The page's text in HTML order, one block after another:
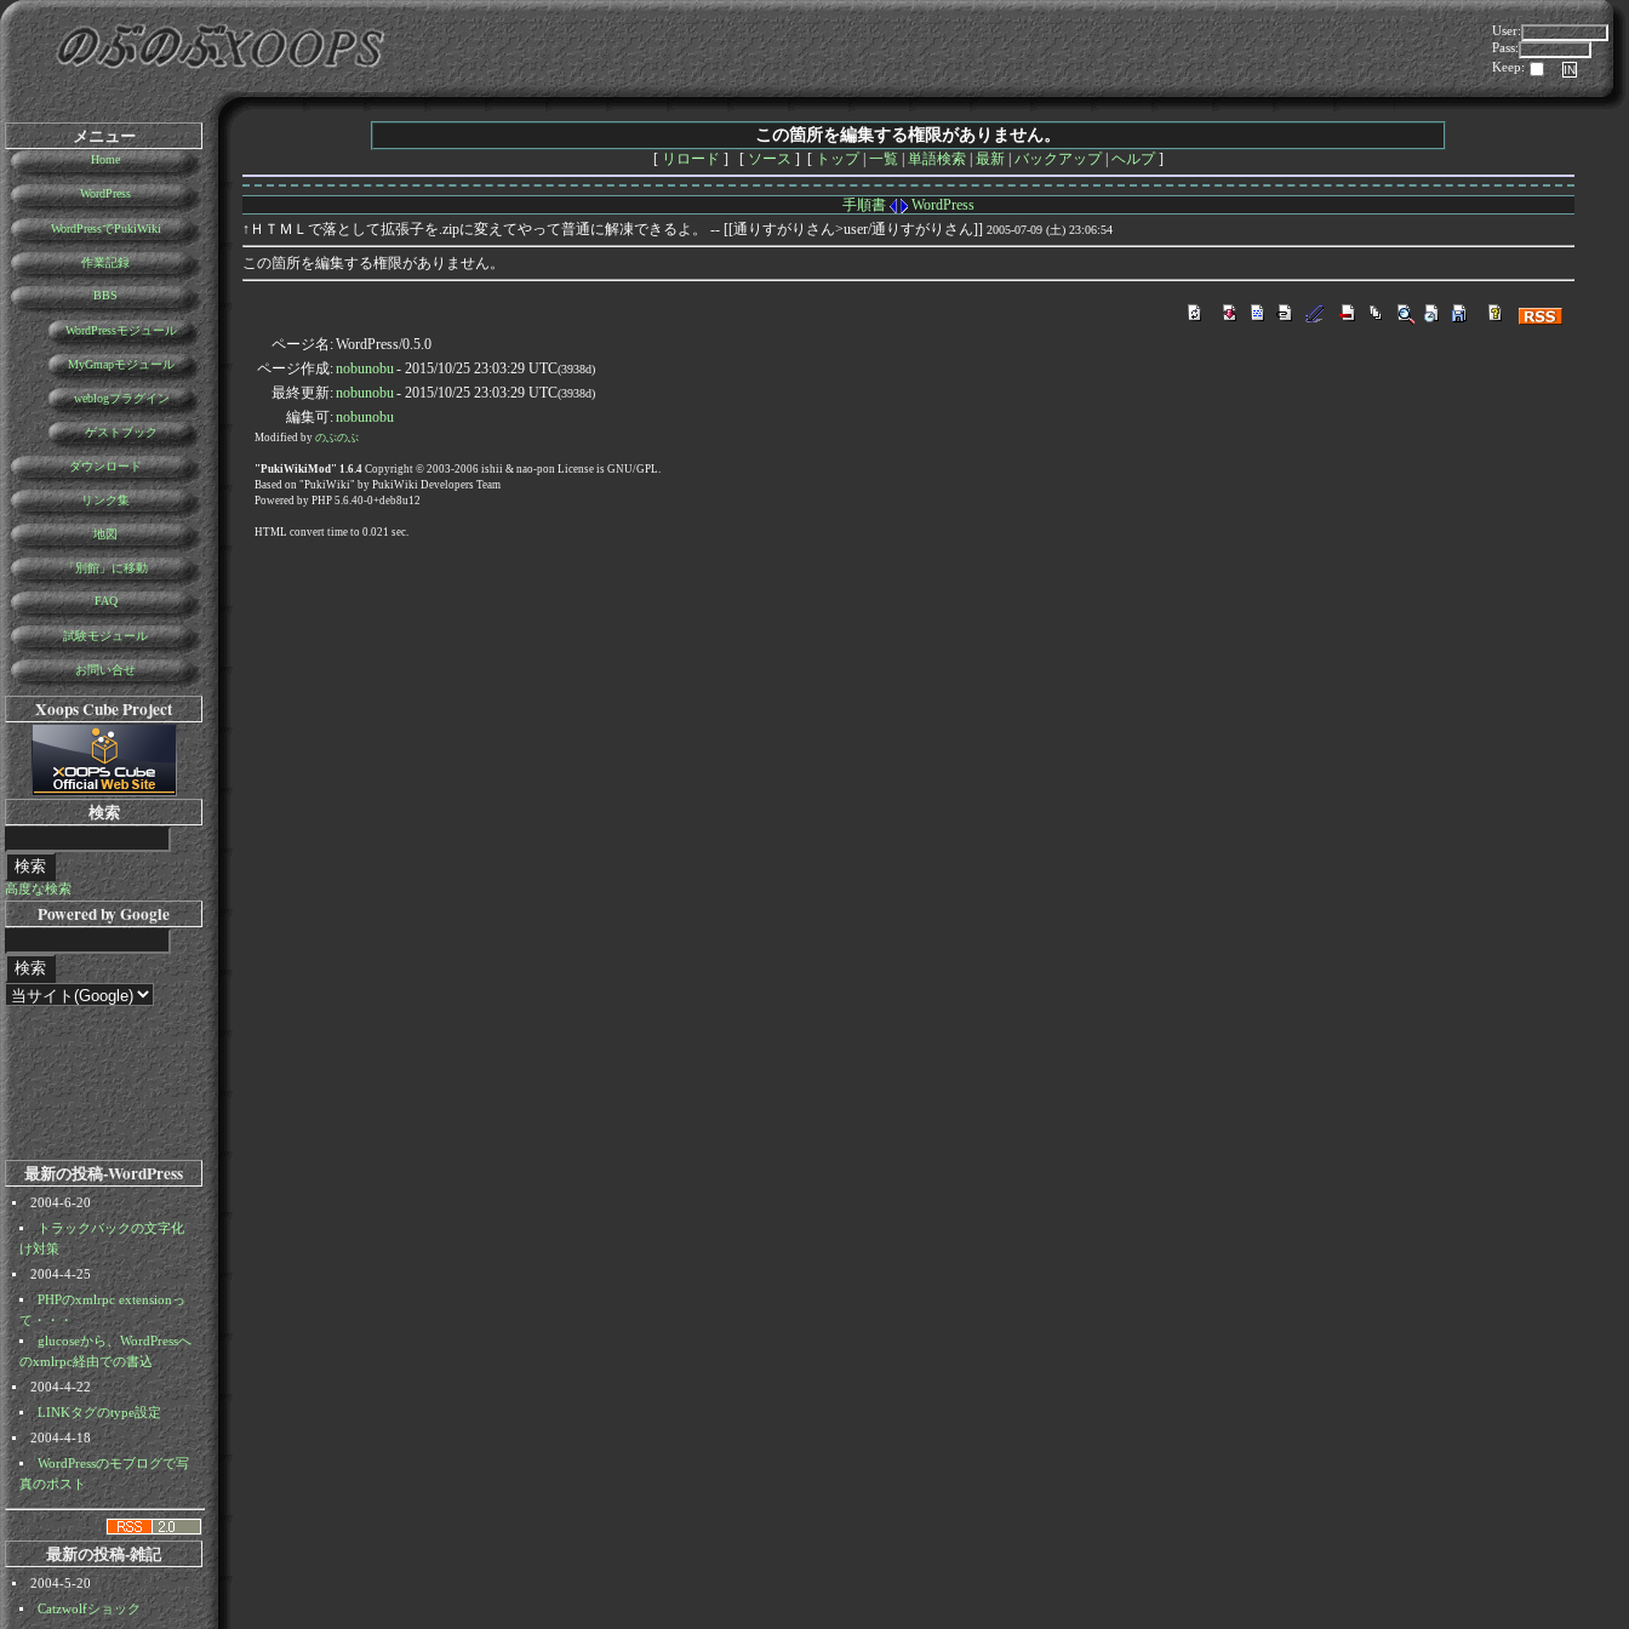
User:
Pass:
Keep:
メニュー
Home
WordPress
WordPressでPukiWiki
作業記録
BBS
WordPressモジュール
MyGmapモジュール
weblogプラグイン
ゲストブック
ダウンロード
リンク集
地図
「別館」に移動
FAQ
試験モジュール
お問い合せ
Xoops Cube Project
検索
高度な検索
Powered by Google
最新の投稿-WordPress
2004-6-20
トラックバックの文字化
け対策
2004-4-25
PHPのxmlrpc extensionっ
て・・・
glucoseから、WordPressへ
のxmlrpc経由での書込
2004-4-22
LINKタグのtype設定
2004-4-18
WordPressのモブログで写
真のポスト
最新の投稿-雑記
2004-5-20
Catzwolfショック
この箇所を編集する権限がありません。
[ リロード ] [ ソース ] [ トップ| 一覧| 単語検索| 最新| バックアップ| ヘルプ]
手順書
WordPress
↑ＨＴＭＬで落として拡張子を.zipに変えてやって普通に解凍できるよ。 -- [[通りすがりさん>user/通りすがりさん]] 2005-07-09 (土) 23:06:54
この箇所を編集する権限がありません。
ページ名:WordPress/0.5.0
ページ作成:nobunobu- 2015/10/25 23:03:29 UTC(3938d)
最終更新:nobunobu- 2015/10/25 23:03:29 UTC(3938d)
編集可:nobunobu
Modified by のぶのぶ
"PukiWikiMod" 1.6.4 Copyright © 2003-2006 ishii & nao-pon License is GNU/GPL.
Based on "PukiWiki" by PukiWiki Developers Team
Powered by PHP 5.6.40-0+deb8u12
HTML convert time to 0.021 sec.